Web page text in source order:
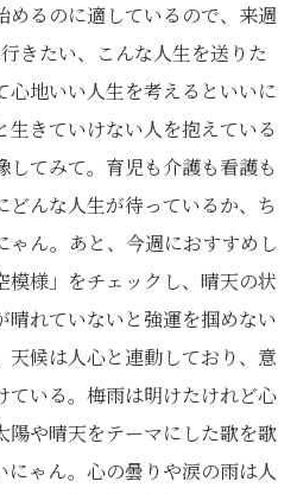
めるのに適しているので、来週
きたい、こんな人生を送りた
心地いい人生を考えるといいに
生きていけない人を抱えている
してみて。育児も介護も看護も
んな人生が待っているか、ち
ゃん。あと、今週におすすめし
模様」をチェックし、晴天の状
晴れていないと強運を掴めない
天候は人心と連動しており、意
ている。梅雨は明けたけれど心
陽や晴天をテーマにした歌を歌
にゃん。心の曇りや涙の雨は人